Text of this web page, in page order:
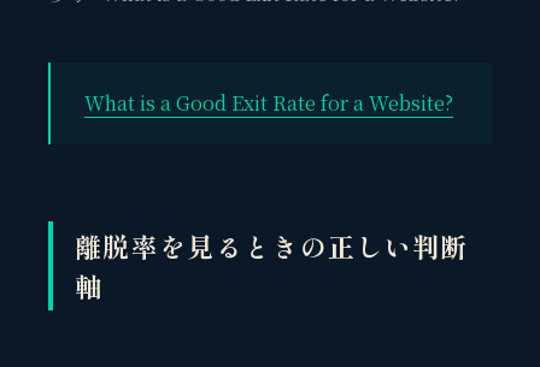
What is a Good Exit Rate for a Website?
離脱率を見るときの正しい判断
軸